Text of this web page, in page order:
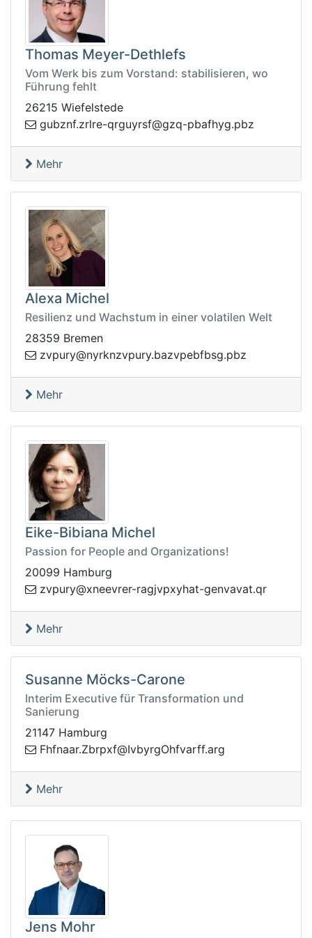
Thomas Meyer-Dethlefs
Vom Werk bis zum Vorstand: stabilisieren, wo
Führung fehlt
26215 Wiefelstede
z
bp.gyhfabp-qzg@fsryugrq-erlrz.fnzbug
Mehr
Alexa Michel
Resilienz und Wachstum in einer volatilen Welt
28359 Bremen
zbp.gsbfbepvzab.yr
upvznkryn@yrupvz
Mehr
Eike-Bibiana Michel
Passion for People and Organizations!
20099 Hamburg
rq.tavavneg-tahyxpvjgar-
rerveenx@yrupvz
Mehr
Susanne Möcks-Carone
Interim Executive für Transformation und
Sanierung
21147 Hamburg
gra.ffravfhOgrybvI@
fxprbZ.raanfhF
Mehr
Jens Mohr